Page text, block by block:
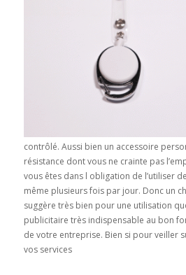
contrôlé. Aussi bien un accessoire
résistance dont vous ne crainte pas
vous êtes dans l obligation de l’utiliser
même plusieurs fois par jour. Donc un
suggère très bien pour une utilisation
publicitaire très indispensable au bon
de votre entreprise. Bien si pour veiller
vos services